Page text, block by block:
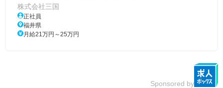
株式会社三国
正社員
福井県
月給21万円～25万円
Sponsored by